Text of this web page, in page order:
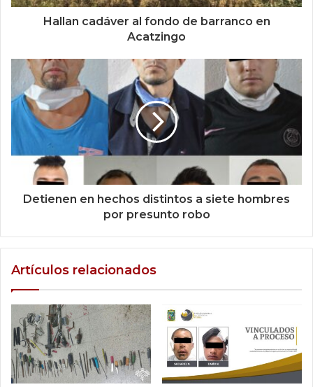
Hallan cadáver al fondo de barranco en
Acatzingo
Detienen en hechos distintos a siete hombres
por presunto robo
Artículos relacionados